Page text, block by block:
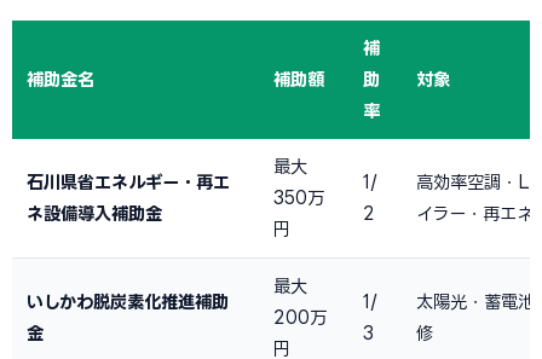
補助金名 補助額
補
助
率
対象
石川県省エネルギー・再エ
ネ設備導入補助金
最大
350万
円
1/
2
高効率空調・
イラー・再エネ
いしかわ脱炭素化推進補助
金
最大
200万
円
1/
3
太陽光・蓄電池
修